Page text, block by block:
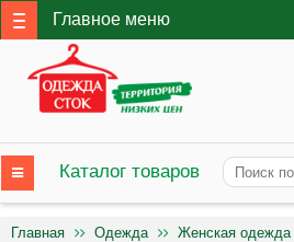
Главное меню
Каталог товаров
Главная Одежда Женская одежда